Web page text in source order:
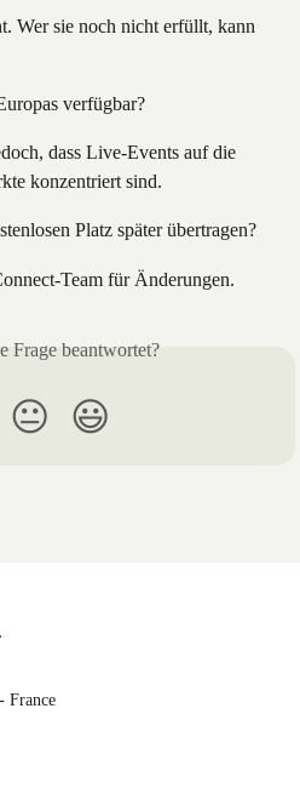
Wer sie noch nicht erfüllt, kann
verfügbar?
dass Live-Events auf die
konzentriert sind.
Platz später übertragen?
Team für Änderungen.
Frage beantwortet?
😐 😃
France